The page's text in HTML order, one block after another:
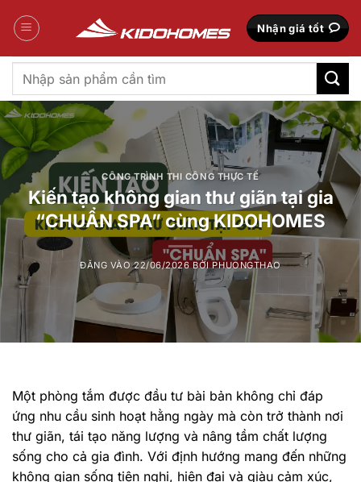
qua
Nhận giá tốt
Tìm
kiếm:
CÔNG TRÌNH THI CÔNG THỰC TẾ
Kiến tạo không gian thư giãn tại gia
“CHUẨN SPA” cùng KIDOHOMES
ĐĂNG VÀO22/06/2026 BỞIPHUONGTHAO
Một phòng tắm được đầu tư bài bản không chỉ đáp
ứng nhu cầu sinh hoạt hằng ngày mà còn trở thành nơi
thư giãn, tái tạo năng lượng và nâng tầm chất lượng
sống cho cả gia đình. Với định hướng mang đến những
không gian sống tiện nghi, hiện đại và giàu cảm xúc,